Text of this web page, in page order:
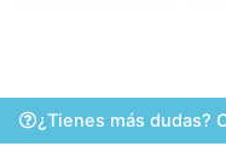
¿Tienes más dudas?